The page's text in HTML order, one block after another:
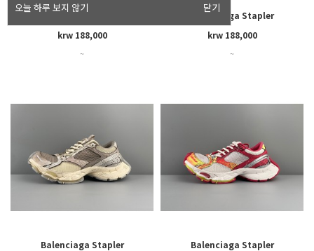
오늘 하루 보지 않기 닫기
Balenciaga Stapler
krw 188,000
~
Balenciaga Stapler
krw 188,000
~
Balenciaga Stapler
Balenciaga Stapler